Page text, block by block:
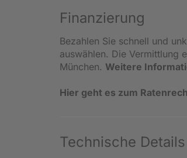
Finanzierung
Bezahlen Sie schnell und
auswählen. Die Vermittlung
München. Weitere
Hier geht es zum
Technische Details